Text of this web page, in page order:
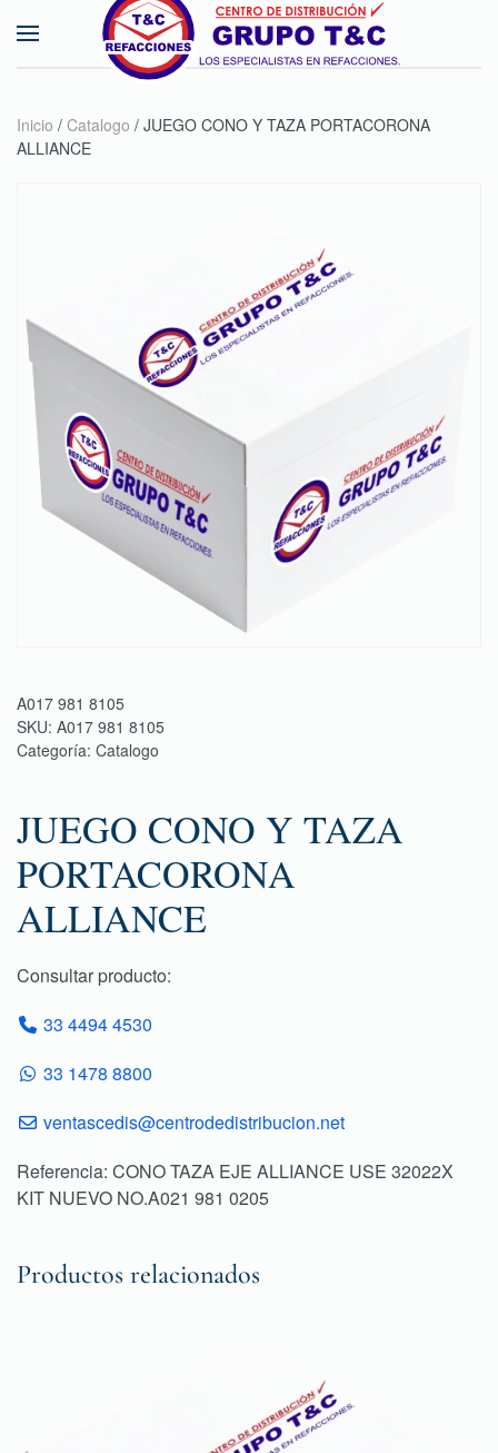
Skip to main content
Inicio / Catalogo / JUEGO CONO Y TAZA PORTACORONA
ALLIANCE
A017 981 8105
SKU: A017 981 8105
Categoría: Catalogo
JUEGO CONO Y TAZA
PORTACORONA
ALLIANCE
Consultar producto:
33 4494 4530
33 1478 8800
ventascedis@centrodedistribucion.net
Referencia: CONO TAZA EJE ALLIANCE USE 32022X
KIT NUEVO NO.A021 981 0205
Productos relacionados